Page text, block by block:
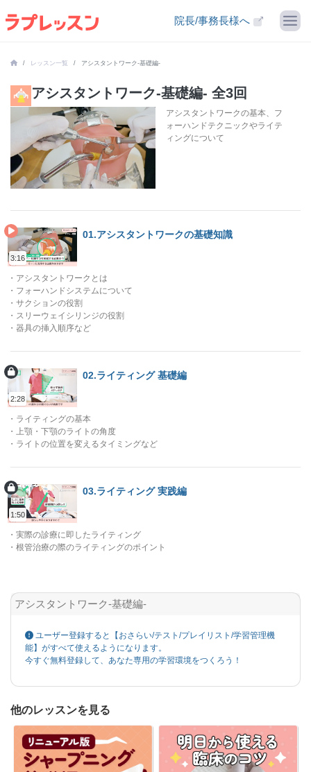
院長/事務長様へ
レッスン一覧 アシスタントワーク-基礎編-
アシスタントワーク-基礎編- 全3回
アシスタントワークの基本、フ
ォーハンドテクニックやライテ
ィングについて
3:16
01.アシスタントワークの基礎知識
・アシスタントワークとは
・フォーハンドシステムについて
・サクションの役割
・スリーウェイシリンジの役割
・器具の挿入順序など
2:28
02.ライティング 基礎編
・ライティングの基本
・上顎・下顎のライトの角度
・ライトの位置を変えるタイミングなど
1:50
03.ライティング 実践編
・実際の診療に即したライティング
・根管治療の際のライティングのポイント
アシスタントワーク-基礎編-
ユーザー登録すると【おさらい/テスト/プレイリスト/学習管理機
能】がすべて使えるようになります。
今すぐ無料登録して、あなた専用の学習環境をつくろう！
他のレッスンを見る